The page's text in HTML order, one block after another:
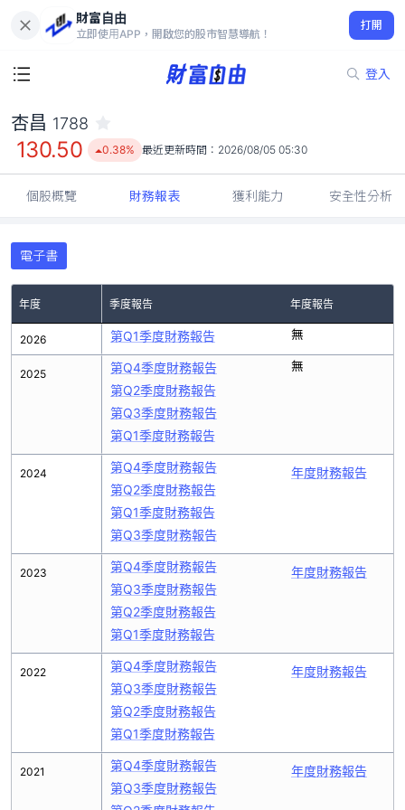
財富自由
立即使用APP，開啟您的股市智慧導航！
打開
登入
130.50
0.38%
杏昌 1788
130.50 0.38% 最近更新時間： 2026/08/05 05:30
個股概覽 財務報表 獲利能力 安全性分析
電子書
年度 季度報告 年度報告
2026
2025
2024
2023
2022
2021
第Q1季度財務報告 無
第Q4季度財務報告
第Q2季度財務報告
第Q3季度財務報告
第Q1季度財務報告
無
第Q4季度財務報告
第Q2季度財務報告
第Q1季度財務報告
第Q3季度財務報告
年度財務報告
第Q4季度財務報告
第Q3季度財務報告
第Q2季度財務報告
第Q1季度財務報告
年度財務報告
第Q4季度財務報告
第Q3季度財務報告
第Q2季度財務報告
第Q1季度財務報告
年度財務報告
第Q4季度財務報告
第Q3季度財務報告
年度財務報告